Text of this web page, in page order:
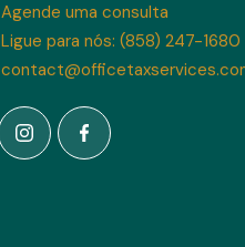
Agende uma consulta
Ligue para nós: (858) 247-1680